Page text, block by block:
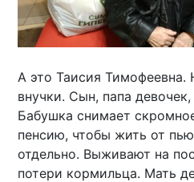
А это Таисия Тимофеевна.
внучки. Сын, папа
Бабушка снимает
пенсию, чтобы жить от
отдельно. Выживают на
потери кормильца. Мать